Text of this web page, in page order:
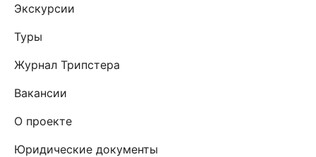
Экскурсии
Туры
Журнал Трипстера
Вакансии
О проекте
Юридические документы